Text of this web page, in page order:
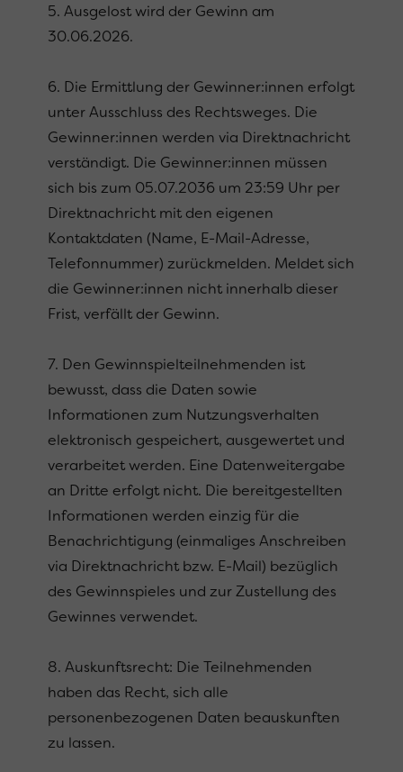
5. Ausgelost wird der Gewinn am
30.06.2026.
6. Die Ermittlung der Gewinner:innen erfolgt
unter Ausschluss des Rechtsweges. Die
Gewinner:innen werden via Direktnachricht
verständigt. Die Gewinner:innen müssen
sich bis zum 05.07.2036 um 23:59 Uhr per
Direktnachricht mit den eigenen
Kontaktdaten (Name, E-Mail-Adresse,
Telefonnummer) zurückmelden. Meldet sich
die Gewinner:innen nicht innerhalb dieser
Frist, verfällt der Gewinn.
7. Den Gewinnspielteilnehmenden ist
bewusst, dass die Daten sowie
Informationen zum Nutzungsverhalten
elektronisch gespeichert, ausgewertet und
verarbeitet werden. Eine Datenweitergabe
an Dritte erfolgt nicht. Die bereitgestellten
Informationen werden einzig für die
Benachrichtigung (einmaliges Anschreiben
via Direktnachricht bzw. E-Mail) bezüglich
des Gewinnspieles und zur Zustellung des
Gewinnes verwendet.
8. Auskunftsrecht: Die Teilnehmenden
haben das Recht, sich alle
personenbezogenen Daten beauskunften
zu lassen.